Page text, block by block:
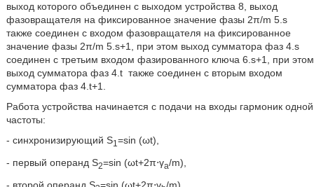
выход которого объединен с выходом устройства 8, выход
фазовращателя на фиксированное значение фазы 2π/m 5.s
также соединен с входом фазовращателя на фиксированное
значение фазы 2π/m 5.s+1, при этом выход сумматора фаз 4.s
соединен с третьим входом фазированного ключа 6.s+1, при этом
выход сумматора фаз 4.t также соединен с вторым входом
сумматора фаз 4.t+1.
Работа устройства начинается с подачи на входы гармоник одной
частоты:
- синхронизирующий S1 =sin (ωt),
- первый операнд S2=sin (ωt+2π⋅γa/m),
- второй операнд S =sin (ωt+2π⋅γ /m),